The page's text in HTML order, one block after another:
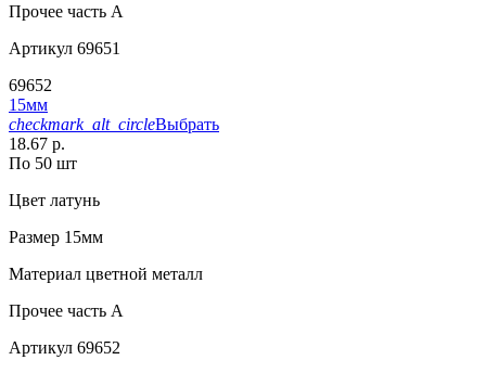
Прочее часть A
Артикул 69651
69652
15мм
checkmark_alt_circleВыбрать
18.67 р.
По 50 шт
Цвет латунь
Размер 15мм
Материал цветной металл
Прочее часть A
Артикул 69652